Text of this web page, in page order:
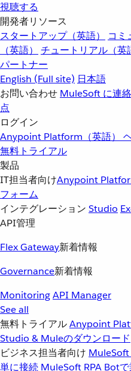
視聴する
開発者リソース
スタートアップ（英語）
コミ
（英語）
チュートリアル（英
パートナー
English (Full site) 日本語
お問い合わせ MuleSoft に連絡
点
ログイン
Anypoint Platform（英語）
無料トライアル
製品
IT担当者向けAnypoint
フォーム
インテグレーション Studio
API管理
Flex Gateway新着情報
Governance新着情報
MonitoringAPI Manager
See all
無料トライアルAnypoint
Studio & Muleのダウンロード
ビジネス担当者向け
単に接続 MuleSoft RPA Bot